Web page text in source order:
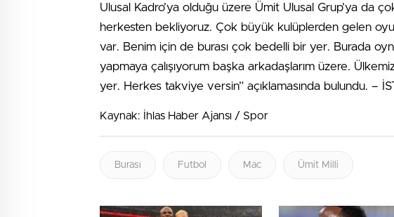
Ulusal Kadro’ya olduğu üzere Ümit Ulusal Grup’ya da
herkesten bekliyoruz. Çok büyük kulüplerden gelen
var. Benim için de burası çok bedelli bir yer. Burada
yapmaya çalışıyorum başka arkadaşlarım üzere.
yer. Herkes takviye versin” açıklamasında bulundu. –
Kaynak: İhlas Haber Ajansı / Spor
Burası Futbol Mac Ümit Milli